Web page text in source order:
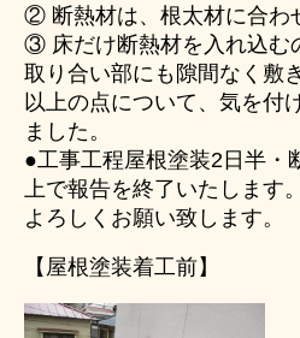
② 断熱材は、根太材に合わ
③ 床だけ断熱材を入れ込む
取り合い部にも隙間なく敷
以上の点について、気を付
ました。
●工事工程屋根塗装2日半・
上で報告を終了いたします。
よろしくお願い致します。
【屋根塗装着工前】